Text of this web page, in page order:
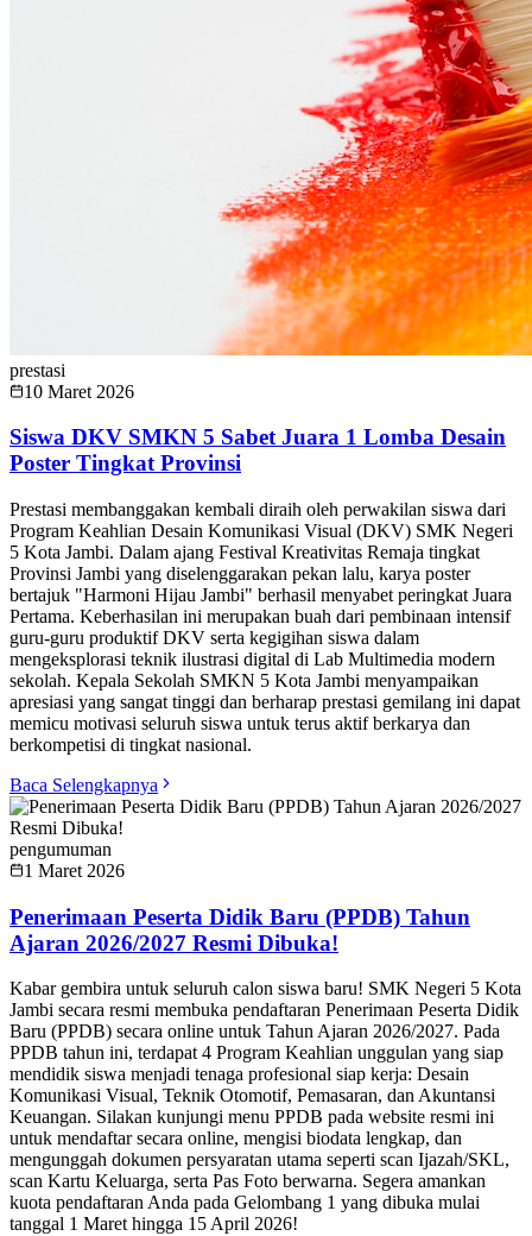
prestasi
10 Maret 2026
Siswa DKV SMKN 5 Sabet Juara 1 Lomba Desain
Poster Tingkat Provinsi
Prestasi membanggakan kembali diraih oleh perwakilan siswa dari
Program Keahlian Desain Komunikasi Visual (DKV) SMK Negeri
5 Kota Jambi. Dalam ajang Festival Kreativitas Remaja tingkat
Provinsi Jambi yang diselenggarakan pekan lalu, karya poster
bertajuk "Harmoni Hijau Jambi" berhasil menyabet peringkat Juara
Pertama. Keberhasilan ini merupakan buah dari pembinaan intensif
guru-guru produktif DKV serta kegigihan siswa dalam
mengeksplorasi teknik ilustrasi digital di Lab Multimedia modern
sekolah. Kepala Sekolah SMKN 5 Kota Jambi menyampaikan
apresiasi yang sangat tinggi dan berharap prestasi gemilang ini dapat
memicu motivasi seluruh siswa untuk terus aktif berkarya dan
berkompetisi di tingkat nasional.
Baca Selengkapnya
pengumuman
1 Maret 2026
Penerimaan Peserta Didik Baru (PPDB) Tahun
Ajaran 2026/2027 Resmi Dibuka!
Kabar gembira untuk seluruh calon siswa baru! SMK Negeri 5 Kota
Jambi secara resmi membuka pendaftaran Penerimaan Peserta Didik
Baru (PPDB) secara online untuk Tahun Ajaran 2026/2027. Pada
PPDB tahun ini, terdapat 4 Program Keahlian unggulan yang siap
mendidik siswa menjadi tenaga profesional siap kerja: Desain
Komunikasi Visual, Teknik Otomotif, Pemasaran, dan Akuntansi
Keuangan. Silakan kunjungi menu PPDB pada website resmi ini
untuk mendaftar secara online, mengisi biodata lengkap, dan
mengunggah dokumen persyaratan utama seperti scan Ijazah/SKL,
scan Kartu Keluarga, serta Pas Foto berwarna. Segera amankan
kuota pendaftaran Anda pada Gelombang 1 yang dibuka mulai
tanggal 1 Maret hingga 15 April 2026!